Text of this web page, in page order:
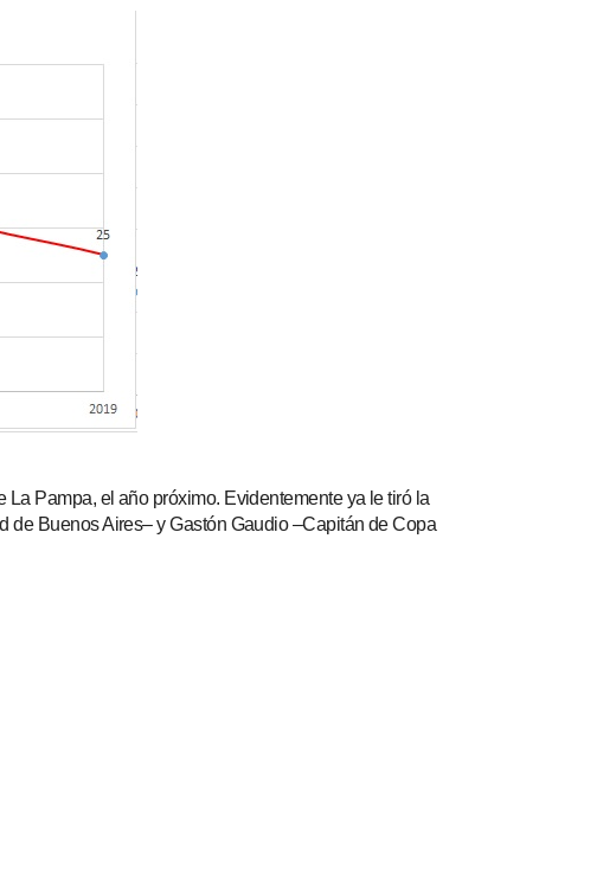
Pampa, el año próximo. Evidentemente ya le tiró la
de Buenos Aires– y Gastón Gaudio –Capitán de Copa